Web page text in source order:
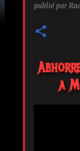
publié par
a